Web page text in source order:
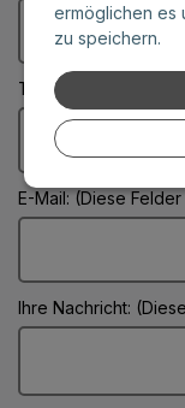
ermöglichen es
zu speichern.
Telefonnummer:
E-Mail: (Diese
Ihre Nachricht: